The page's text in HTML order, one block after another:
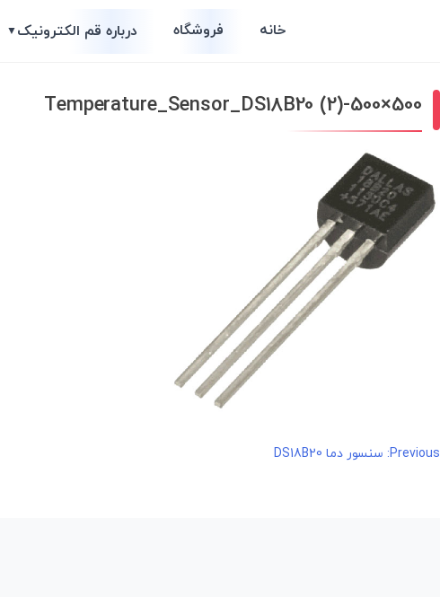
خانه فروشگاه درباره قم الکترونیک▼
Temperature_Sensor_DS18B20 (2)-500×500
راهبری
Previous: سنسور دما DS18B20